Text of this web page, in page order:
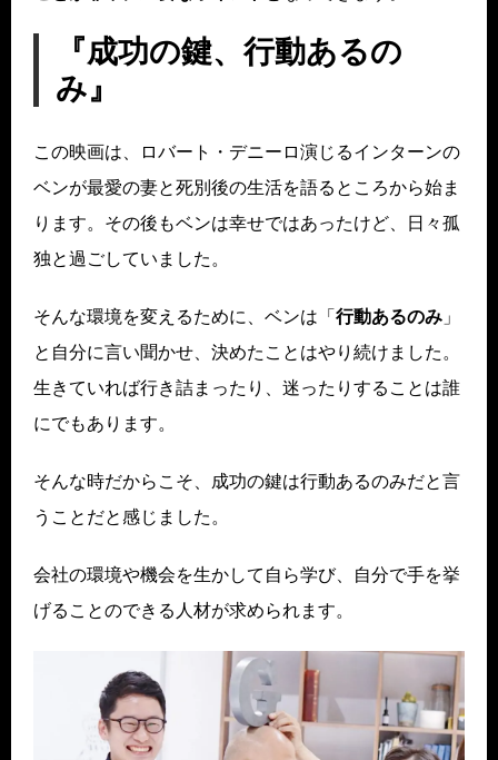
『成功の鍵、行動あるの
み』
この映画は、ロバート・デニーロ演じるインターンの
ベンが最愛の妻と死別後の生活を語るところから始ま
ります。その後もベンは幸せではあったけど、日々孤
独と過ごしていました。
そんな環境を変えるために、ベンは「 行動あるのみ 」
と自分に言い聞かせ、決めたことはやり続けました。
生きていれば行き詰まったり、迷ったりすることは誰
にでもあります。
そんな時だからこそ、成功の鍵は行動あるのみだと言
うことだと感じました。
会社の環境や機会を生かして自ら学び、自分で手を挙
げることのできる人材が求められます。